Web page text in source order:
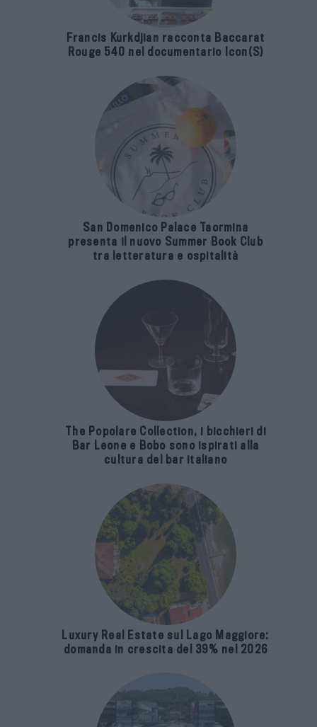
Francis Kurkdjian racconta Baccarat
Rouge 540 nel documentario Icon(S)
San Domenico Palace Taormina
presenta il nuovo Summer Book Club
tra letteratura e ospitalità
The Popolare Collection, i bicchieri di
Bar Leone e Bobo sono ispirati alla
cultura del bar italiano
Luxury Real Estate sul Lago Maggiore:
domanda in crescita del 39% nel 2026